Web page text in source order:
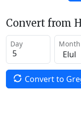
Convert from
Day Month
Convert to